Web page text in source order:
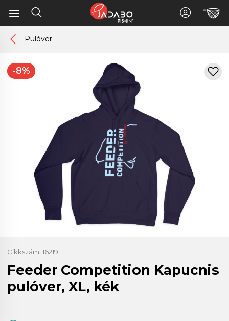
Pulóver
-8%
Cikkszám: 16219
Feeder Competition Kapucnis
pulóver, XL, kék